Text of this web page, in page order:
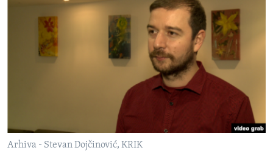
ŽENSKA STRANA
IZBJEGLIČKA STRANA
MAGAZIN
PRATITE NAS
Arhiva - Stevan Dojčinović, KRIK